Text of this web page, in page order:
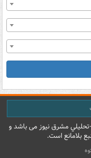
مشرق نيوز می باشد و
بلامانع است.